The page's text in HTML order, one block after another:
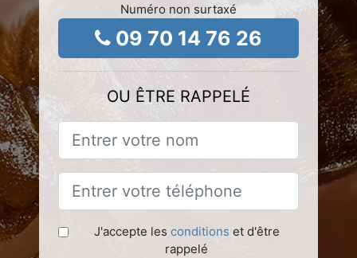
Numéro non surtaxé
09 70 14 76 26
OU ÊTRE RAPPELÉ
J'accepte les conditions et d'être
rappelé